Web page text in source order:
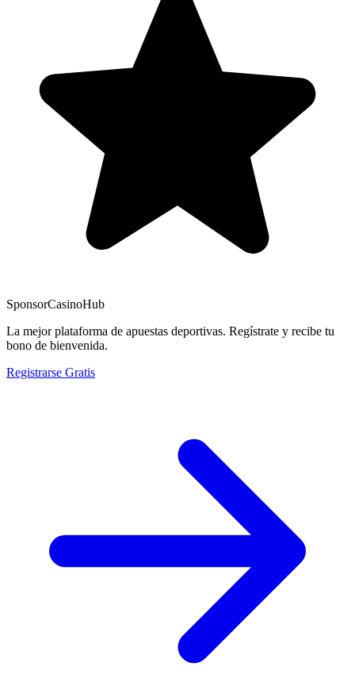
SponsorCasinoHub
La mejor plataforma de apuestas deportivas. Regístrate y recibe tu
bono de bienvenida.
Registrarse Gratis